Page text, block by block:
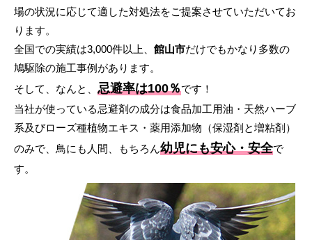
場の状況に応じて適した対処法をご提案させていただいてお
ります。
全国での実績は3,000件以上、 館山市だけでもかなり多数の
鳩駆除の施工事例があります。
そして、なんと、 忌避率は100％です！
当社が使っている忌避剤の成分は食品加工用油・天然ハーブ
系及びローズ種植物エキス・薬用添加物（保湿剤と増粘剤）
のみで、鳥にも人間、もちろん幼児にも安心・安全で
す。